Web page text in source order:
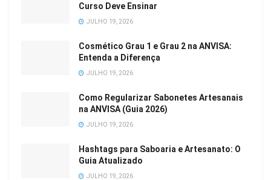
Curso Deve Ensinar
JULHO 19, 2026
Cosmético Grau 1 e Grau 2 na ANVISA:
Entenda a Diferença
JULHO 19, 2026
Como Regularizar Sabonetes Artesanais
na ANVISA (Guia 2026)
JULHO 19, 2026
Hashtags para Saboaria e Artesanato: O
Guia Atualizado
JULHO 19, 2026